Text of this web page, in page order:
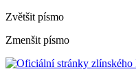
Zvětšit písmo
Zmenšit písmo